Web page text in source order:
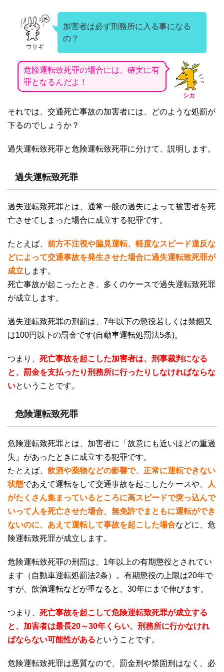
ウサギ
加害者は必ず刑務所に入る事になる
の？
シカ
危険運転致死罪の場合には、確実に有
罪となるんだよ！
それでは、交通死亡事故の加害者には、どのような処罰が
下るのでしょうか？
過失運転致死罪と危険運転致死罪に分けて、説明します。
過失運転致死罪
過失運転致死罪とは、通常一般の過失によって被害者を死
亡させてしまった場合に成立する犯罪です。
たとえば、 前方不注視や脇見運転、軽度なスピード違反な
どによって交通事故を発生させた場合に過失運転致死罪が
成立 します。
死亡事故が起こったとき、多くのケースで過失運転致死罪
が成立します。
過失運転致死罪の刑罰は、 7年以下の懲役若しくは禁錮又
は100円以下の罰金です(自動車運転処罰法5条)。
つまり、 死亡事故を起こした加害者は、刑事裁判になる
と、罰金を支払ったり刑務所に行ったりしなければならな
いということです。
危険運転致死罪
危険運転致死罪とは、加害者に「故意にも近いほどの重過
失」があったときに成立する犯罪です。
たとえば、 飲酒や薬物などの影響で、正常に運転できない
状態であえて運転をして交通事故を起こしたケースや、
人
がたくさん集まっているところに高スピードで突っ込んで
いって人を死亡させた場合
無免許でまともに運転ができ
ないのに、あえて運転して事故を起こした場合などに、危
険運転致死罪が成立します。
危険運転致死罪の刑罰は、 1年以上の有期懲役とされてい
ます（自動車運転処罰法2条）。有期懲役の上限は20年で
すが、飲酒運転などが重なると、 30年にまで伸びます。
つまり、 死亡事故を起こして危険運転致死罪が成立する
と、加害者は最長20～30年くらい、刑務所に行かなけれ
ばならない可能性があるということです。
危険運転致死罪は悪質なので、罰金刑や禁固刑はなく、必